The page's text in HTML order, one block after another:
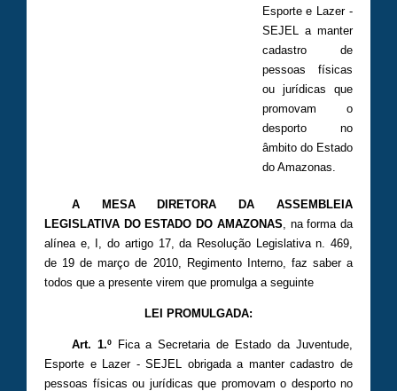
Esporte e Lazer -
SEJEL a manter
cadastro de
pessoas físicas
ou jurídicas que
promovam o
desporto no
âmbito do Estado
do Amazonas.
A MESA DIRETORA DA ASSEMBLEIA
LEGISLATIVA DO ESTADO DO AMAZONAS , na forma da
alínea e, I, do artigo 17, da Resolução Legislativa n. 469,
de 19 de março de 2010, Regimento Interno, faz saber a
todos que a presente virem que promulga a seguinte
LEI PROMULGADA:
Art. 1.ºFica a Secretaria de Estado da Juventude,
Esporte e Lazer - SEJEL obrigada a manter cadastro de
pessoas físicas ou jurídicas que promovam o desporto no